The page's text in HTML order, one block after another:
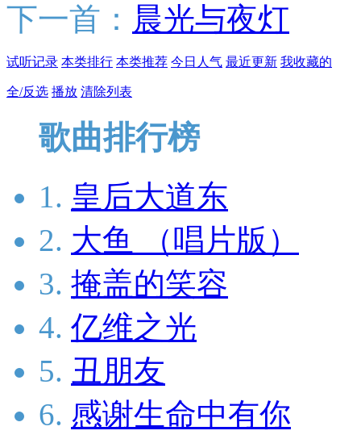
下一首： 晨光与夜灯
试听记录 本类排行 本类推荐 今日人气 最近更新 我收藏的
全/反选 播放 清除列表
歌曲排行榜
1. 皇后大道东
2. 大鱼 （唱片版）
3. 掩盖的笑容
4. 亿维之光
5. 丑朋友
6. 感谢生命中有你